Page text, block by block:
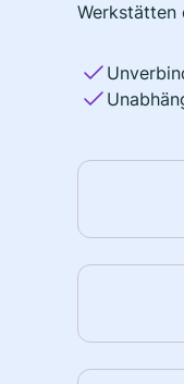
Werkstätten